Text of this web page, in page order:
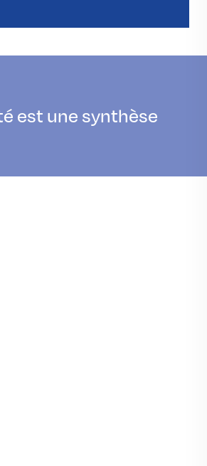
est une synthèse